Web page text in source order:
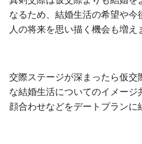
なるため、結婚生活の希望や
人の将来を思い描く機会も増え
交際ステージが深まったら仮交
な結婚生活についてのイメー
顔合わせなどをデートプランに